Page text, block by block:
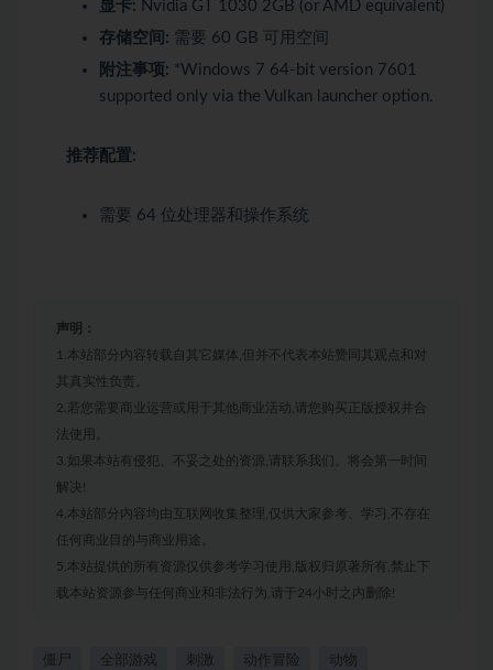
显卡: Nvidia GT 1030 2GB (or AMD equivalent)
存储空间: 需要 60 GB 可用空间
附注事项: *Windows 7 64-bit version 7601
supported only via the Vulkan launcher option.
推荐配置:
需要 64 位处理器和操作系统
声明：
1.本站部分内容转载自其它媒体,但并不代表本站赞同其观点和对
其真实性负责。
2.若您需要商业运营或用于其他商业活动,请您购买正版授权并合
法使用。
3.如果本站有侵犯、不妥之处的资源,请联系我们。将会第一时间
解决!
4.本站部分内容均由互联网收集整理,仅供大家参考、学习,不存在
任何商业目的与商业用途。
5.本站提供的所有资源仅供参考学习使用,版权归原著所有,禁止下
载本站资源参与任何商业和非法行为,请于24小时之内删除!
僵尸 全部游戏 刺激 动作冒险 动物